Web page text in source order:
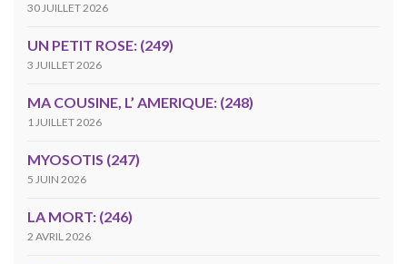
30 JUILLET 2026
UN PETIT ROSE: (249)
3 JUILLET 2026
MA COUSINE, L’ AMERIQUE: (248)
1 JUILLET 2026
MYOSOTIS (247)
5 JUIN 2026
LA MORT: (246)
2 AVRIL 2026